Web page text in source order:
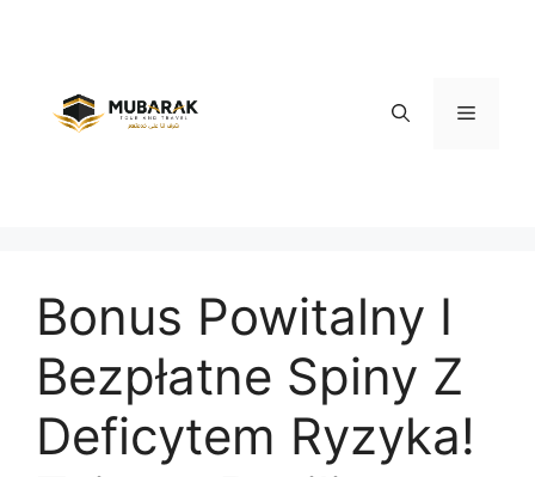
Menu
Bonus Powitalny I
Bezpłatne Spiny Z
Deficytem Ryzyka!